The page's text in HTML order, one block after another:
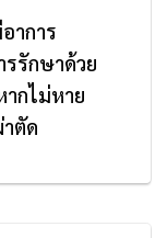
าการ
รักษาด้วย
ากไม่หาย
ตัด